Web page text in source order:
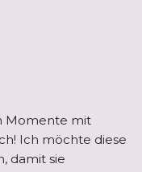
Momente mit
Ich möchte diese
damit sie